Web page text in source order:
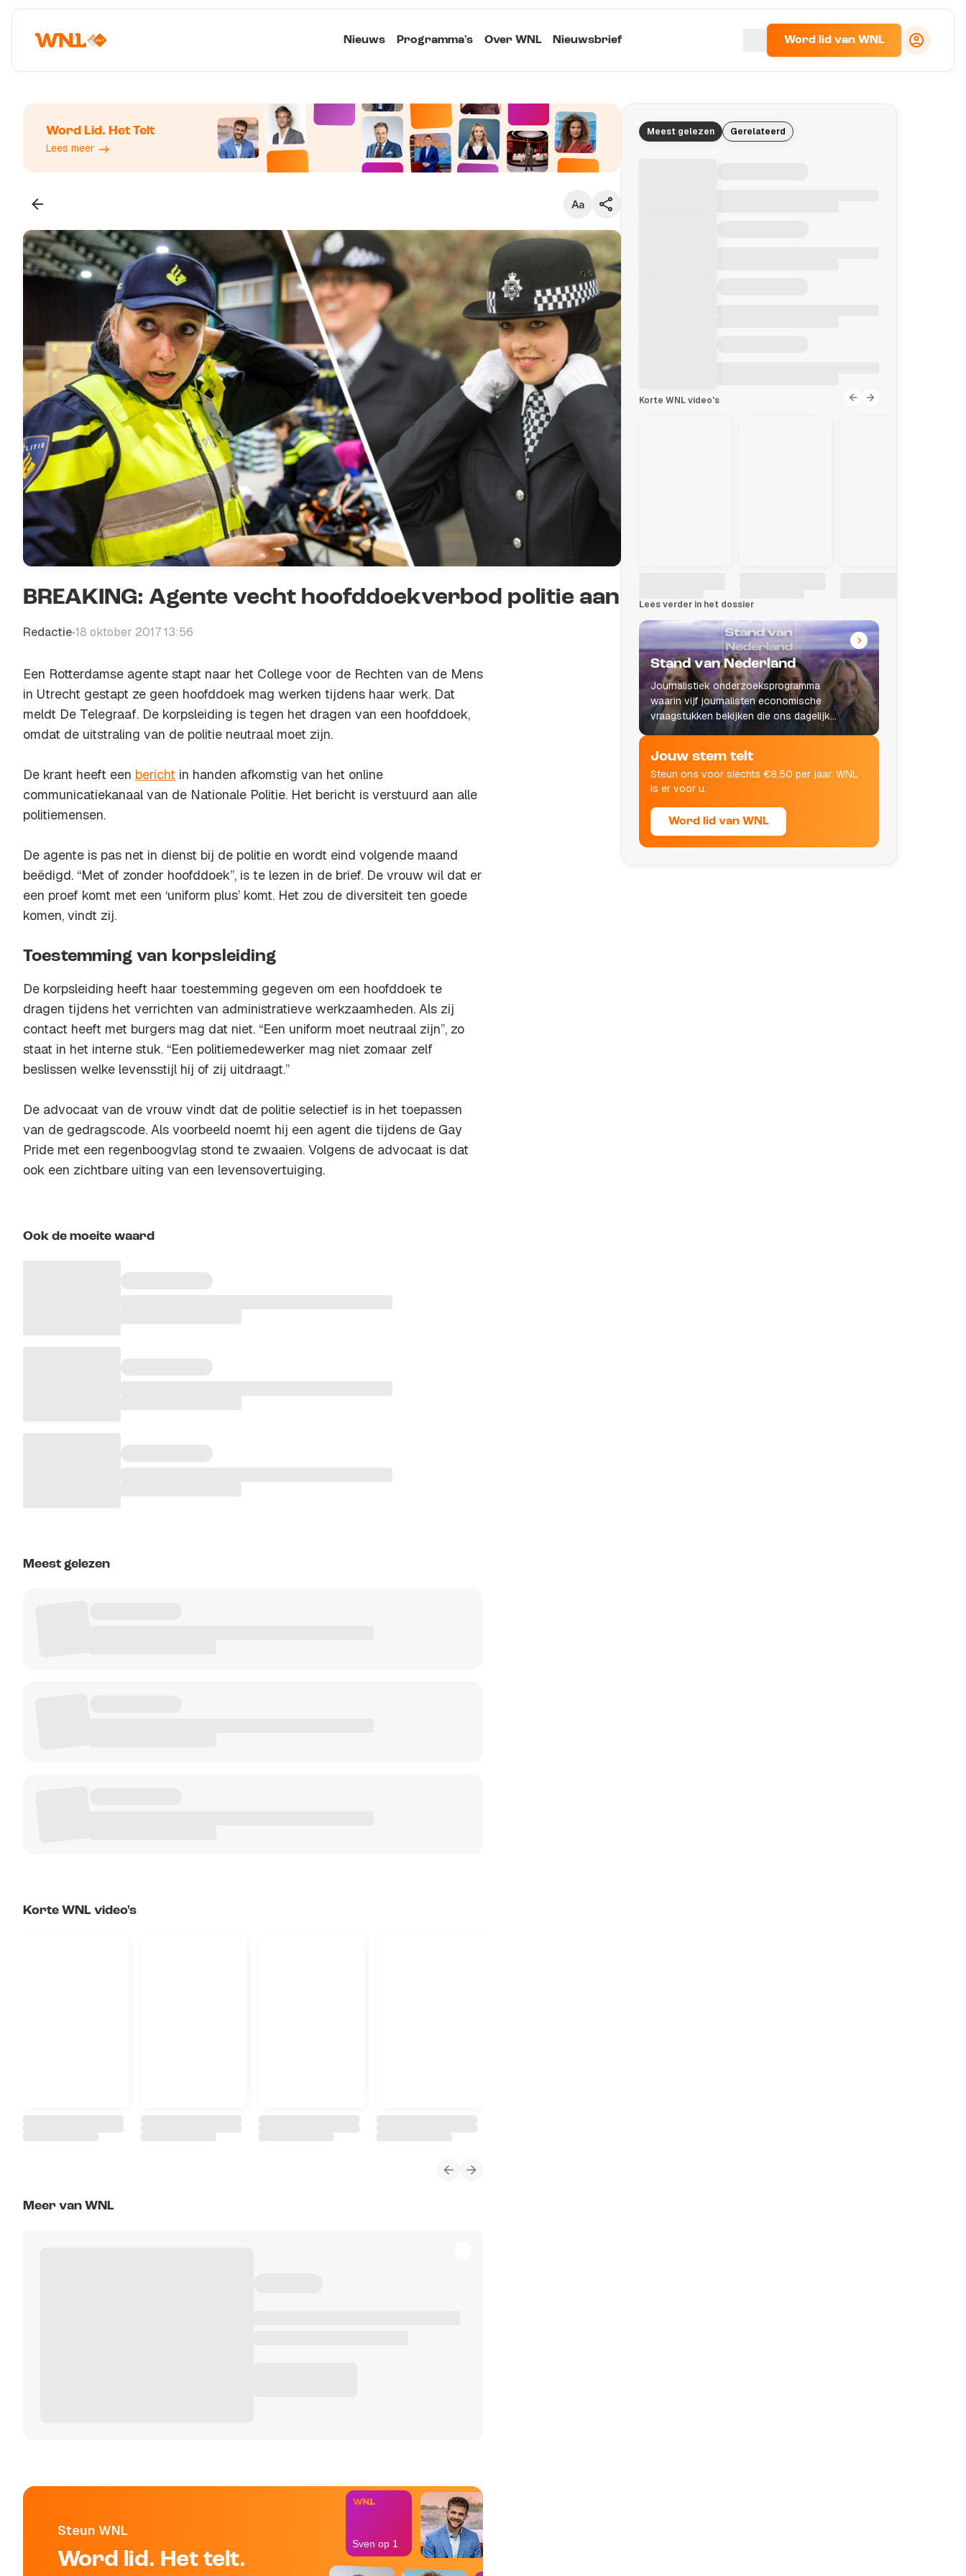
Nieuws Programma's Over WNL Nieuwsbrief Word lid van WNL
Word Lid. Het Telt
Lees meer
Standaard
Groot
BREAKING: Agente vecht hoofddoekverbod politie aan
Redactie•18 oktober 2017 13:56
Een Rotterdamse agente stapt naar het College voor de Rechten van de Mens
in Utrecht gestapt ze geen hoofddoek mag werken tijdens haar werk. Dat
meldt De Telegraaf. De korpsleiding is tegen het dragen van een hoofddoek,
omdat de uitstraling van de politie neutraal moet zijn.
De krant heeft een bericht in handen afkomstig van het online
communicatiekanaal van de Nationale Politie. Het bericht is verstuurd aan alle
politiemensen.
De agente is pas net in dienst bij de politie en wordt eind volgende maand
beëdigd. “Met of zonder hoofddoek”, is te lezen in de brief. De vrouw wil dat er
een proef komt met een ‘uniform plus’ komt. Het zou de diversiteit ten goede
komen, vindt zij.
Toestemming van korpsleiding
De korpsleiding heeft haar toestemming gegeven om een hoofddoek te
dragen tijdens het verrichten van administratieve werkzaamheden. Als zij
contact heeft met burgers mag dat niet. “Een uniform moet neutraal zijn”, zo
staat in het interne stuk. “Een politiemedewerker mag niet zomaar zelf
beslissen welke levensstijl hij of zij uitdraagt.”
De advocaat van de vrouw vindt dat de politie selectief is in het toepassen
van de gedragscode. Als voorbeeld noemt hij een agent die tijdens de Gay
Pride met een regenboogvlag stond te zwaaien. Volgens de advocaat is dat
ook een zichtbare uiting van een levensovertuiging.
Ook de moeite waard
Meest gelezen
Korte WNL video's
Meer van WNL
Steun WNL
Word lid. Het telt.
Sven op 1
Meest gelezen Gerelateerd
Korte WNL video's
Lees verder in het dossier
Stand van Nederland
Journalistiek onderzoeksprogramma
waarin vijf journalisten economische
vraagstukken bekijken die ons dagelijks
leven raken.
Jouw stem telt
Steun ons voor slechts €8,50 per jaar. WNL
is er voor u.
Word lid van WNL